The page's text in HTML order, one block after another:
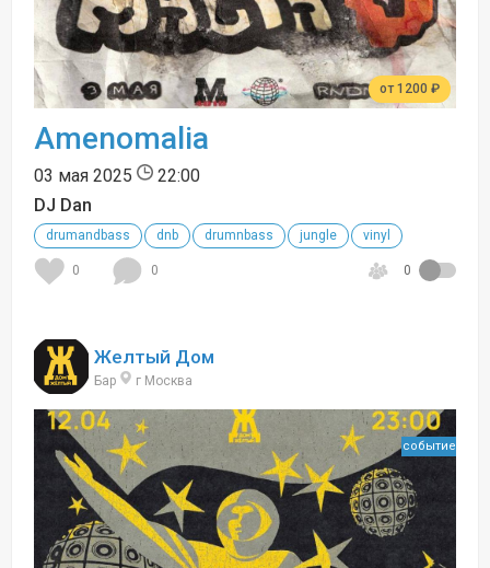
от 1200 ₽
Amenomalia
03 мая 2025
22:00
DJ Dan
drumandbass dnb drumnbass jungle vinyl
0 0 0
Желтый Дом
Бар г Москва
событие